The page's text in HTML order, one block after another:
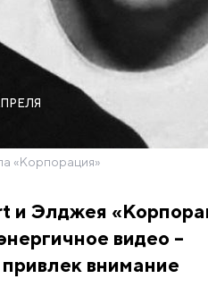
«Корпорация»
и Элджея
видео –
внимание